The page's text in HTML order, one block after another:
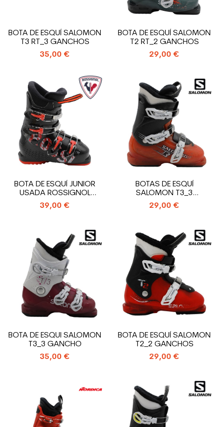
BOTA DE ESQUÍ SALOMON
T3 RT_3 GANCHOS
35,00 €
BOTA DE ESQUÍ SALOMON
T2 RT_2 GANCHOS
29,00 €
BOTA DE ESQUÍ JUNIOR
USADA ROSSIGNOL
COMP J4_4 GANCHOS
39,00 €
BOTAS DE ESQUÍ
SALOMON T3_3
GANCHOS
29,00 €
BOTA DE ESQUI SALOMON
T3_3 GANCHO
35,00 €
BOTA DE ESQUÍ SALOMON
T2_2 GANCHOS
29,00 €